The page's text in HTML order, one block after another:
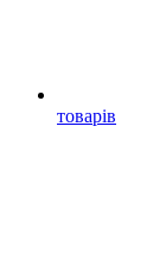
товарів